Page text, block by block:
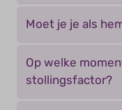
Moet je je als
Op welke
stollingsfactor?